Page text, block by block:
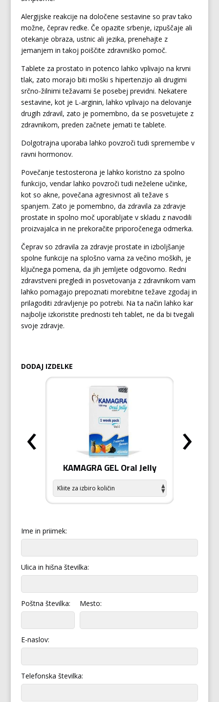
Alergijske reakcije na določene sestavine so prav tako
možne, čeprav redke. Če opazite srbenje, izpuščaje ali
otekanje obraza, ustnic ali jezika, prenehajte z
jemanjem in takoj poiščite zdravniško pomoč.
Tablete za prostato in potenco lahko vplivajo na krvni
tlak, zato morajo biti moški s hipertenzijo ali drugimi
srčno-žilnimi težavami še posebej previdni. Nekatere
sestavine, kot je L-arginin, lahko vplivajo na delovanje
drugih zdravil, zato je pomembno, da se posvetujete z
zdravnikom, preden začnete jemati te tablete.
Dolgotrajna uporaba lahko povzroči tudi spremembe v
ravni hormonov.
Povečanje testosterona je lahko koristno za spolno
funkcijo, vendar lahko povzroči tudi neželene učinke,
kot so akne, povečana agresivnost ali težave s
spanjem. Zato je pomembno, da zdravila za zdravje
prostate in spolno moč uporabljate v skladu z navodili
proizvajalca in ne prekoračite priporočenega odmerka.
Čeprav so zdravila za zdravje prostate in izboljšanje
spolne funkcije na splošno varna za večino moških, je
ključnega pomena, da jih jemljete odgovorno. Redni
zdravstveni pregledi in posvetovanja z zdravnikom vam
lahko pomagajo prepoznati morebitne težave zgodaj in
prilagoditi zdravljenje po potrebi. Na ta način lahko kar
najbolje izkoristite prednosti teh tablet, ne da bi tvegali
svoje zdravje.
DODAJ IZDELKE
KAMAGRA GEL Oral Jelly
‹ ›
Ime in priimek:
Ulica in hišna številka:
Poštna številka: Mesto:
E-naslov:
Telefonska številka: